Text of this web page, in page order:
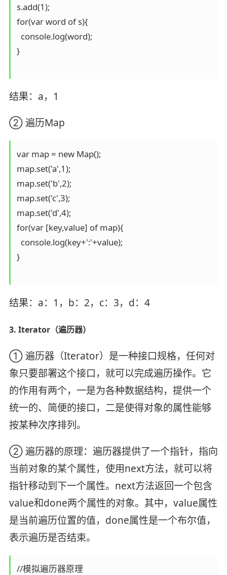
s.add(1);
for(var word of s){
  console.log(word);
}
结果：a，1
② 遍历Map
var map = new Map();
map.set('a',1);
map.set('b',2);
map.set('c',3);
map.set('d',4);
for(var [key,value] of map){
  console.log(key+':'+value);
}
结果：a：1，b：2，c：3，d：4
3. Iterator（遍历器）
① 遍历器（Iterator）是一种接口规格，任何对
象只要部署这个接口，就可以完成遍历操作。它
的作用有两个，一是为各种数据结构，提供一个
统一的、简便的接口，二是使得对象的属性能够
按某种次序排列。
② 遍历器的原理：遍历器提供了一个指针，指向
当前对象的某个属性，使用next方法，就可以将
指针移动到下一个属性。next方法返回一个包含
value和done两个属性的对象。其中，value属性
是当前遍历位置的值，done属性是一个布尔值，
表示遍历是否结束。
//模拟遍历器原理